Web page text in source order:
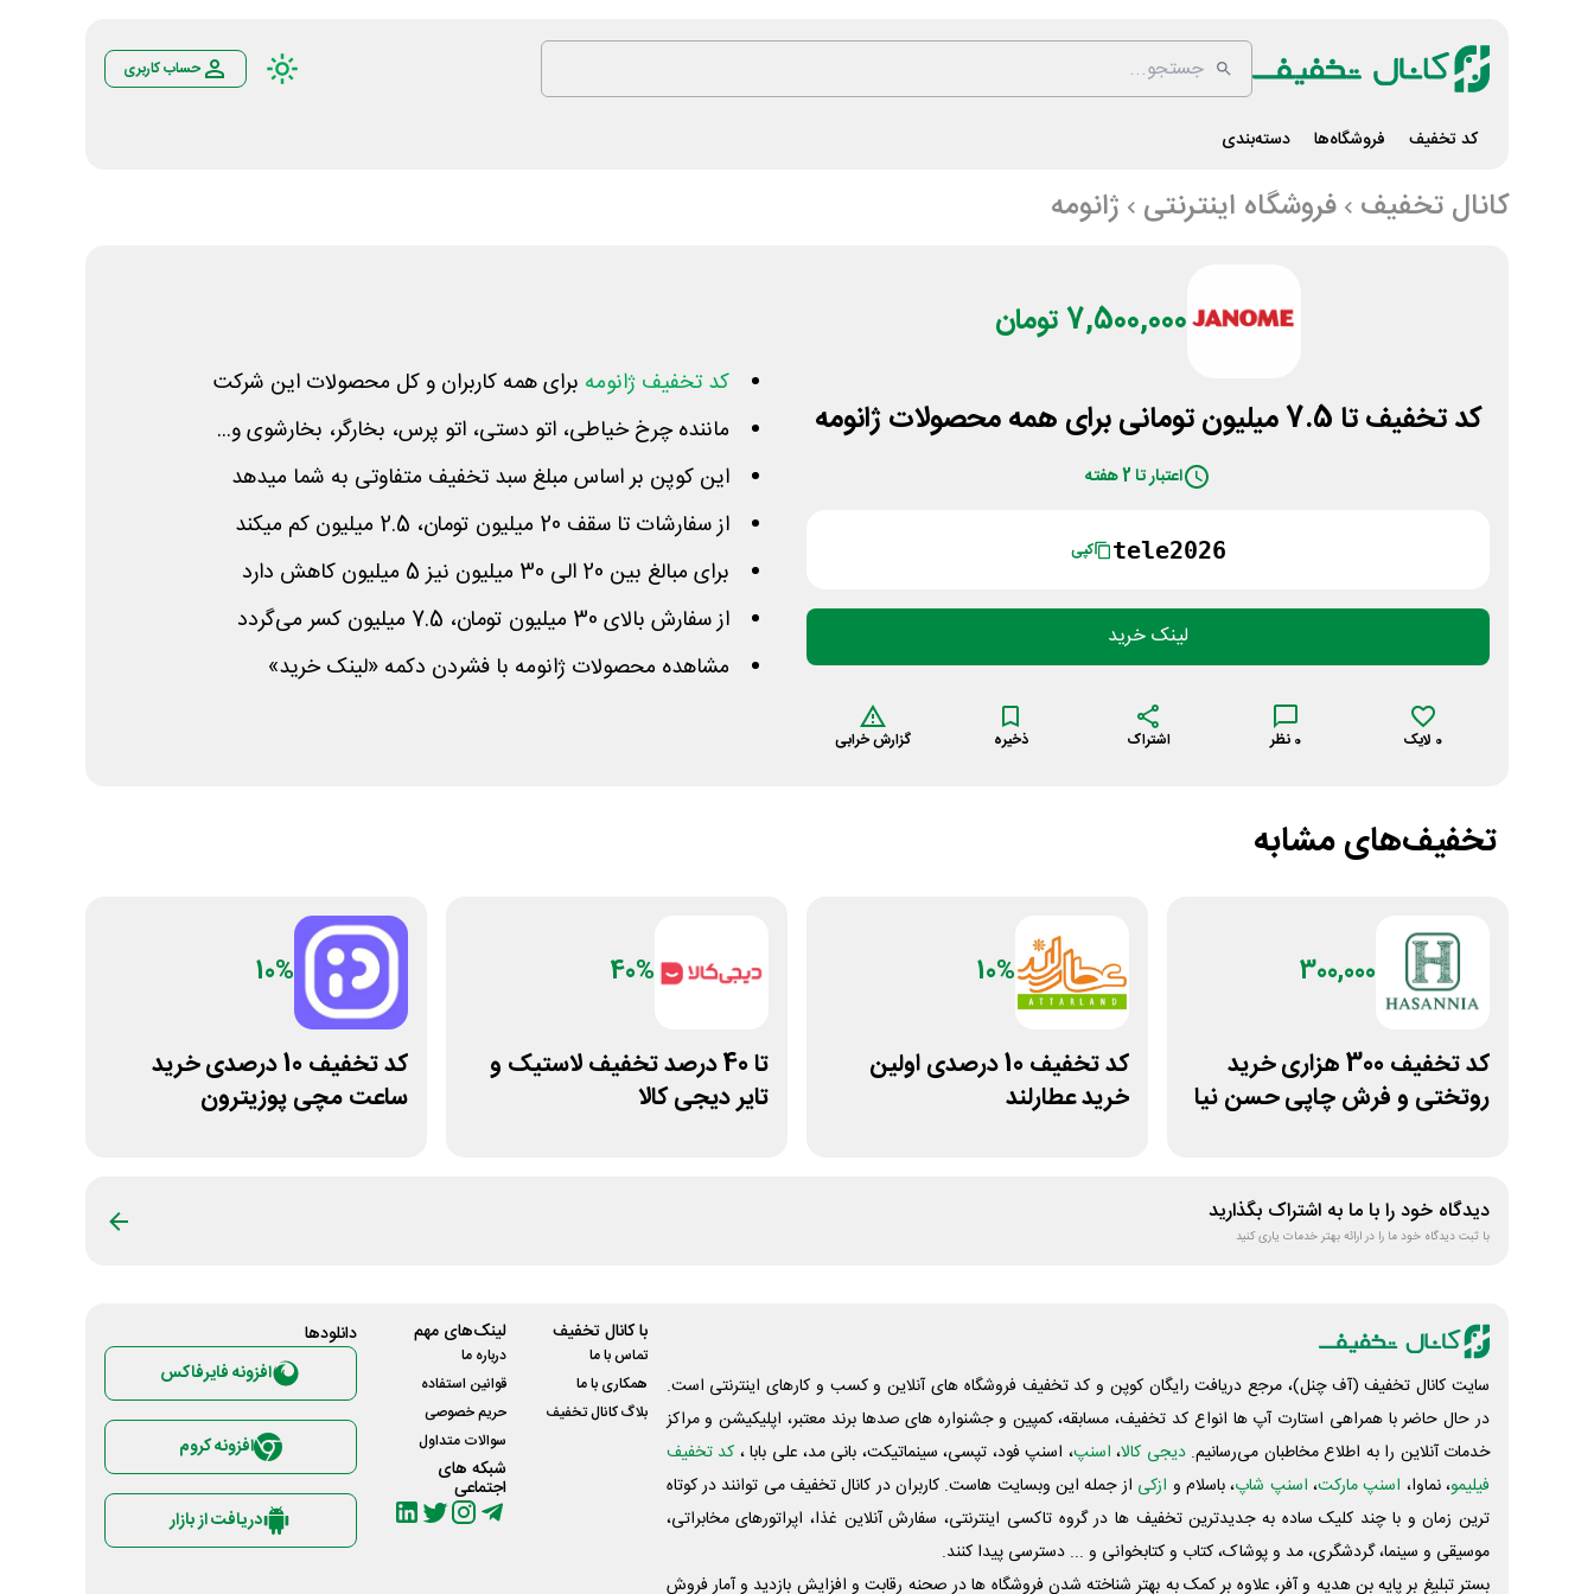
حساب کاربری
کد تخفیف فروشگاه‌ها دسته‌بندی
کانال تخفیف فروشگاه اینترنتی ژانومه
7,500,000 تومان
کد تخفیف تا 7.5 میلیون تومانی برای همه محصولات ژانومه
اعتبار تا 2 هفته
tele2026 کپی
لینک خرید
0 لایک 0 نظر اشتراک ذخیره گزارش خرابی
کد تخفیف ژانومه برای همه کاربران و کل محصولات این شرکت
ماننده چرخ خیاطی، اتو دستی، اتو پرس، بخارگر، بخارشوی و...
این کوپن بر اساس مبلغ سبد تخفیف متفاوتی به شما میدهد
از سفارشات تا سقف 20 میلیون تومان، 2.5 میلیون کم میکند
برای مبالغ بین 20 الی 30 میلیون نیز 5 میلیون کاهش دارد
از سفارش بالای 30 میلیون تومان، 7.5 میلیون کسر می‌گردد
مشاهده محصولات ژانومه با فشردن دکمه «لینک خرید»
تخفیف‌های مشابه
300,000
کد تخفیف 300 هزاری خرید
روتختی و فرش چاپی حسن نیا
10%
کد تخفیف 10 درصدی اولین
خرید عطارلند
40%
تا 40 درصد تخفیف لاستیک و
تایر دیجی کالا
10%
کد تخفیف 10 درصدی خرید
ساعت مچی پوزیترون
دیدگاه خود را با ما به اشتراک بگذارید
با ثبت دیدگاه خود ما را در ارائه بهتر خدمات یاری کنید
سایت کانال تخفیف (آف چنل)، مرجع دریافت رایگان کوپن و کد تخفیف فروشگاه های آنلاین و کسب و‌ کارهای اینترنتی است.
در حال حاضر با همراهی استارت آپ ها انواع کد تخفیف، مسابقه، کمپین و جشنواره های صدها برند معتبر، اپلیکیشن و مراکز
خدمات آنلاین را به اطلاع مخاطبان می‌رسانیم. دیجی کالا، اسنپ، اسنپ فود، تپسی، سینماتیکت، بانی مد، علی‌ بابا ، کد تخفیف
فیلیمو، نماوا، اسنپ مارکت، اسنپ شاپ، باسلام و ازکی از جمله این وبسایت ‌هاست. کاربران در کانال تخفیف می توانند در کوتاه
ترین زمان و با چند کلیک ساده به جدیدترین تخفیف ها در گروه تاکسی اینترنتی، سفارش آنلاین غذا، اپراتورهای مخابراتی،
موسیقی و سینما، گردشگری، مد و پوشاک، کتاب و کتابخوانی و ... دسترسی پیدا کنند.
بستر تبلیغ بر پایه بن هدیه و آفر، علاوه بر کمک به بهتر شناخته شدن فروشگاه ها در صحنه رقابت و افزایش بازدید و آمار فروش
با کانال تخفیف
تماس با ما
همکاری با ما
بلاگ کانال تخفیف
لینک‌های مهم
درباره ما
قوانین استفاده
حریم خصوصی
سوالات متداول
شبکه های
اجتماعی
دانلود‌ها
افزونه فایرفاکس
افزونه کروم
دریافت از بازار